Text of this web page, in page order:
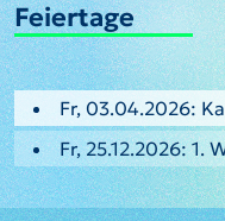
Feiertage
Fr, 03.04.2026:
Fr, 25.12.2026: 1.